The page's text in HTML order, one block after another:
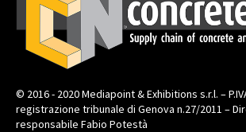
© 2016 - 2020 Mediapoint & Exhibitions s.r.l. –
registrazione tribunale di Genova n.27/2011 –
responsabile Fabio Potestà